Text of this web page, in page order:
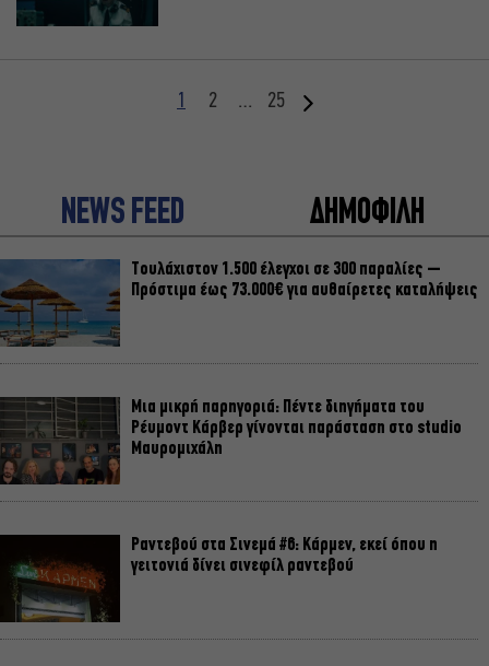
1 2 … 25
NEWS FEED ΔΗΜΟΦΙΛΗ
Τουλάχιστον 1.500 έλεγχοι σε 300 παραλίες –
Πρόστιμα έως 73.000€ για αυθαίρετες καταλήψεις
Μια μικρή παρηγοριά: Πέντε διηγήματα του
Ρέυμοντ Κάρβερ γίνονται παράσταση στο studio
Μαυρομιχάλη
Ραντεβού στα Σινεμά #6: Κάρμεν, εκεί όπου η
γειτονιά δίνει σινεφίλ ραντεβού